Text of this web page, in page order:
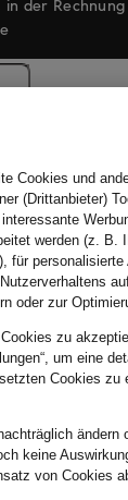
Cookies und
(Drittanbieter)
werden (z. B.
für
oder zur
zu
um eine
Cookies zu
keine
von Cookies